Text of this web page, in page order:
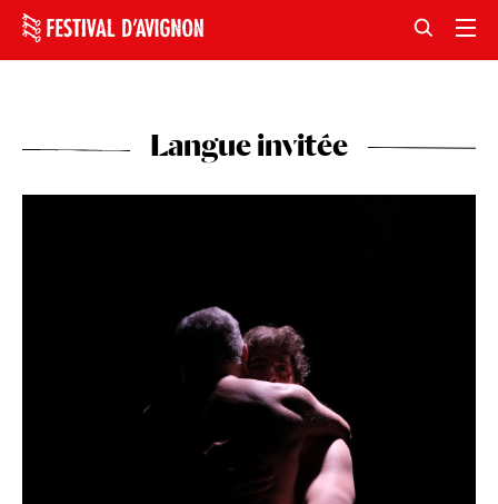
Langue invitée